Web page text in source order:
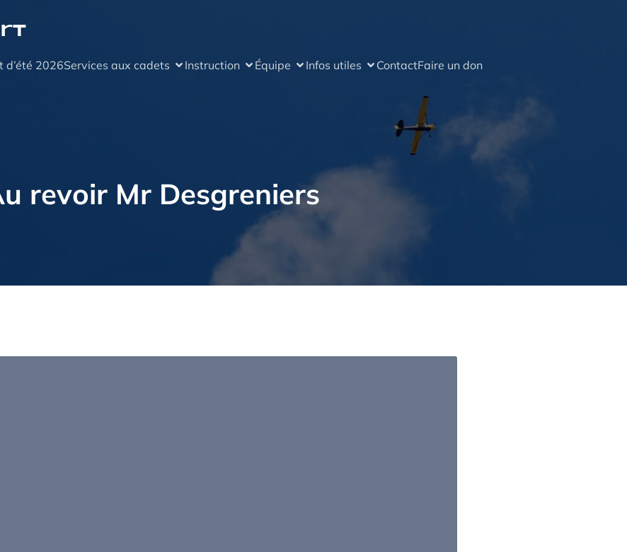
d’été 2026Services aux cadets Instruction Équipe Infos utiles ContactFaire un don
revoir Mr Desgreniers